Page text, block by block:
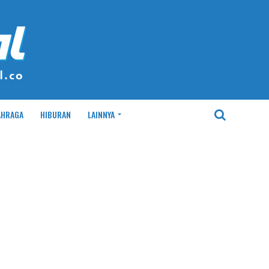
HIBURAN LAINNYA